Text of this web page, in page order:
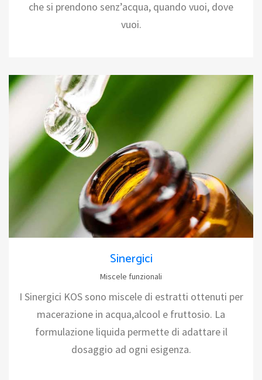
che si prendono senz’acqua, quando vuoi, dove
vuoi.
Sinergici
Miscele funzionali
I Sinergici KOS sono miscele di estratti ottenuti per
macerazione in acqua,alcool e fruttosio. La
formulazione liquida permette di adattare il
dosaggio ad ogni esigenza.